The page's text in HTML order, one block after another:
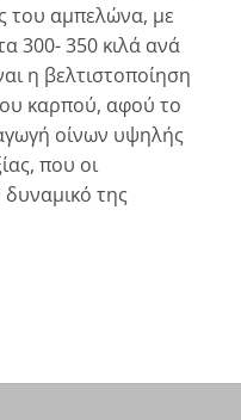
του αμπελώνα, με
300- 350 κιλά ανά
η βελτιστοποίηση
καρπού, αφού το
οίνων υψηλής
που οι
δυναμικό της